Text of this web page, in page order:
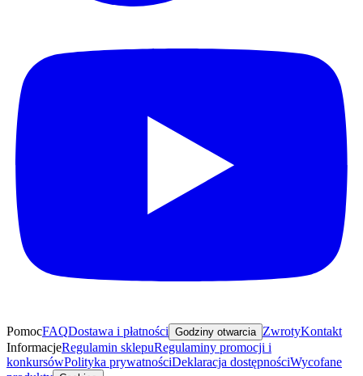
PomocFAQDostawa i płatności Godziny otwarcia ZwrotyKontakt
InformacjeRegulamin sklepuRegulaminy promocji i
konkursówPolityka prywatnościDeklaracja dostępnościWycofane